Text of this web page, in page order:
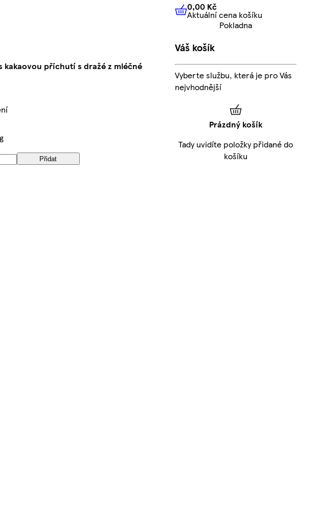
kakaovou příchutí s dražé z mléčné
Přidat
0,00 KčAktuální cena košíku
0,00 Kč
Aktuální cena košíku
Pokladna
Váš košík
Vyberte službu, která je pro Vás
nejvhodnější
Prázdný košík
Tady uvidíte položky přidané do
košíku